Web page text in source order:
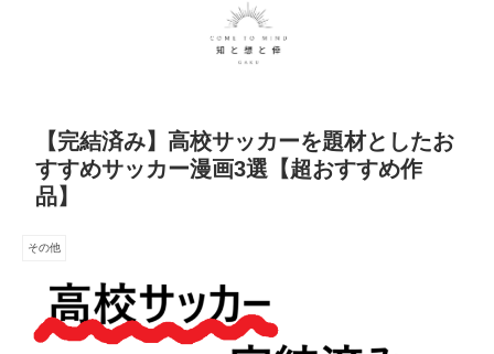
【完結済み】高校サッカーを題材としたお
すすめサッカー漫画3選【超おすすめ作
品】
その他